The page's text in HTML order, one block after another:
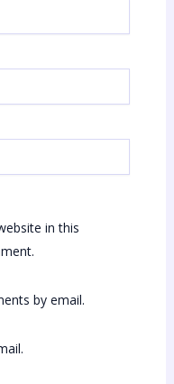
in this
by email.